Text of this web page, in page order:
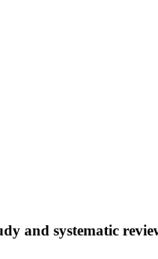
and systematic